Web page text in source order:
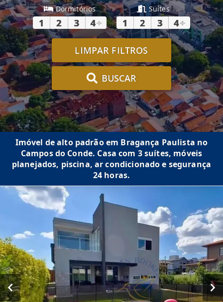
Dormitórios
1 2 3 4+
Suítes
1 2 3 4+
LIMPAR FILTROS
BUSCAR
Imóvel de alto padrão em Bragança Paulista no
Campos do Conde. Casa com 3 suítes, móveis
planejados, piscina, ar condicionado e segurança
24 horas.